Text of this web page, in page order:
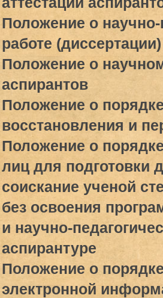
Положение о
работе (диссертации)
Положение о
аспирантов
Положение о
восстановления и
Положение о
лиц для подготовки
соискание ученой
без освоения
и научно-
аспирантуре
Положение о
электронной